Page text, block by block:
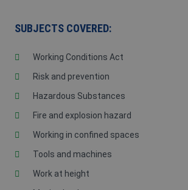
SUBJECTS COVERED:
Working Conditions Act
Risk and prevention
Hazardous Substances
Fire and explosion hazard
Working in confined spaces
Tools and machines
Work at height